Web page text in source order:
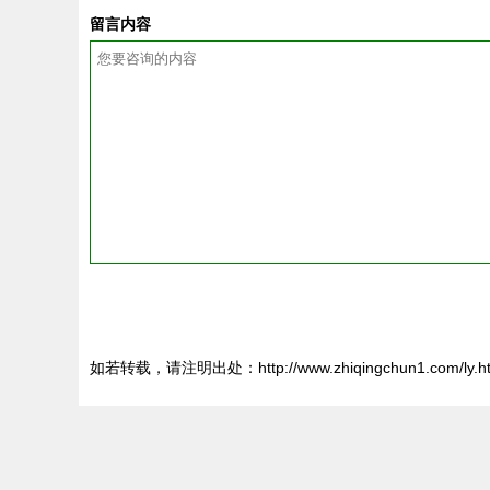
留言内容
如若转载，请注明出处：http://www.zhiqingchun1.com/